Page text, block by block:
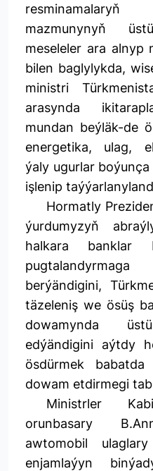
mazmunynyň
meseleler ara alnyp
bilen baglylykda,
ministri
arasynda
mundan beýläk-de
energetika, ulag,
ýaly ugurlar
işlenip
Hormatly
ýurdumyzyň
halkara banklar
berýändigini,
täzeleniş we ösüş
dowamynda
edýändigini aýtdy
ösdürmek
dowam etdirmegi
Ministrler
orunbasary
awtomobil
enjamlaýyn